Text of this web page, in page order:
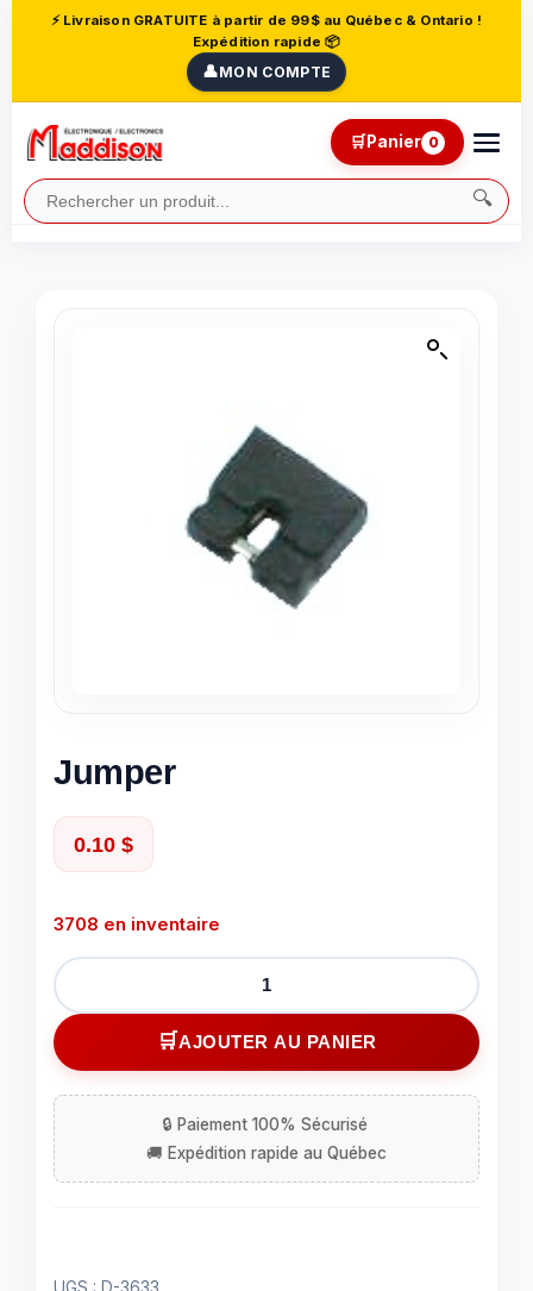
⚡ Livraison GRATUITE à partir de 99$ au Québec & Ontario !
Expédition rapide 📦
👤MON COMPTE
🔍
🛒Panier 0
Jumper
0.10 $
3708 en inventaire
quantité
de
Jumper
AJOUTER AU PANIER